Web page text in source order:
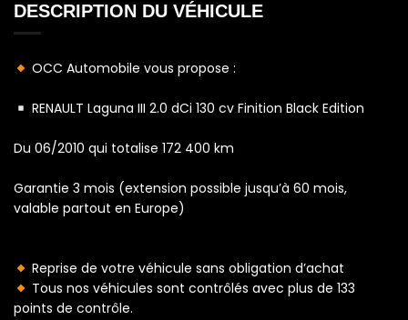
DESCRIPTION DU VÉHICULE
OCC Automobile vous propose :
RENAULT Laguna III 2.0 dCi 130 cv Finition Black Edition
Du 06/2010 qui totalise 172 400 km
Garantie 3 mois (extension possible jusqu’à 60 mois,
valable partout en Europe)
Reprise de votre véhicule sans obligation d’achat
Tous nos véhicules sont contrôlés avec plus de 133
points de contrôle.